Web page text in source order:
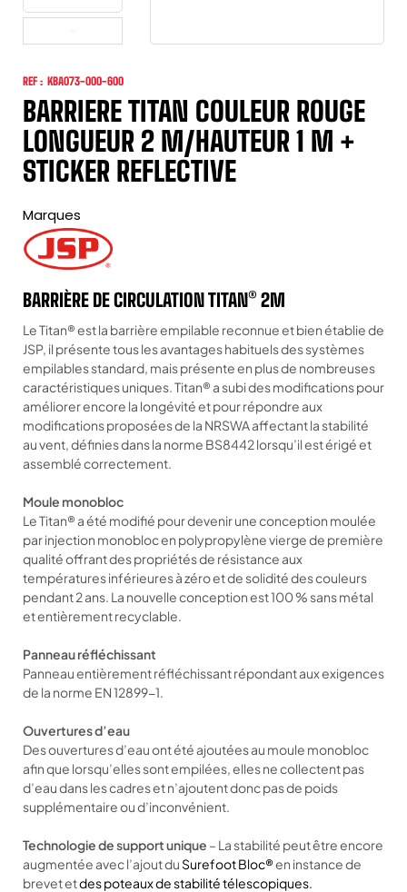
REF : KBA073-000-600
BARRIERE TITAN COULEUR ROUGE
LONGUEUR 2 M/HAUTEUR 1 M +
STICKER REFLECTIVE
Marques
BARRIÈRE DE CIRCULATION TITAN® 2M
Le Titan® est la barrière empilable reconnue et bien établie de
JSP, il présente tous les avantages habituels des systèmes
empilables standard, mais présente en plus de nombreuses
caractéristiques uniques. Titan® a subi des modifications pour
améliorer encore la longévité et pour répondre aux
modifications proposées de la NRSWA affectant la stabilité
au vent, définies dans la norme BS8442 lorsqu’il est érigé et
assemblé correctement.
Moule monobloc
Le Titan® a été modifié pour devenir une conception moulée
par injection monobloc en polypropylène vierge de première
qualité offrant des propriétés de résistance aux
températures inférieures à zéro et de solidité des couleurs
pendant 2 ans. La nouvelle conception est 100 % sans métal
et entièrement recyclable.
Panneau réfléchissant
Panneau entièrement réfléchissant répondant aux exigences
de la norme EN 12899-1.
Ouvertures d’eau
Des ouvertures d’eau ont été ajoutées au moule monobloc
afin que lorsqu’elles sont empilées, elles ne collectent pas
d’eau dans les cadres et n’ajoutent donc pas de poids
supplémentaire ou d’inconvénient.
Technologie de support unique – La stabilité peut être encore
augmentée avec l’ajout du Surefoot Bloc®en instance de
brevet etdes poteaux de stabilité télescopiques.